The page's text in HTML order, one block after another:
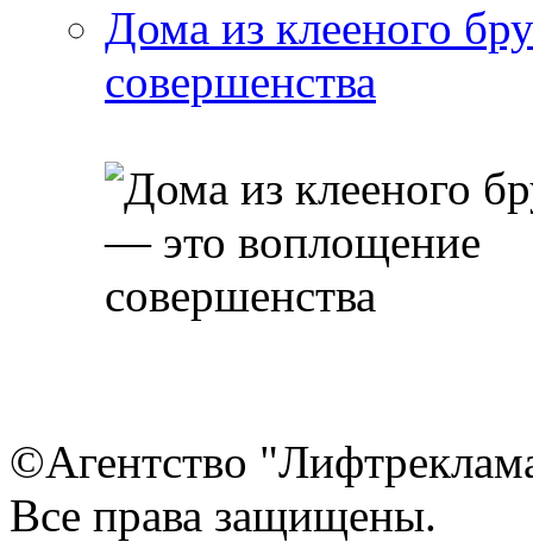
Дома из клееного
совершенства
©Агентство
Все права защищены.